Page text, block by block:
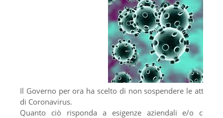
Il Governo per ora ha scelto di non sospendere le attività
di Coronavirus.
Quanto ciò risponda a esigenze aziendali e/o